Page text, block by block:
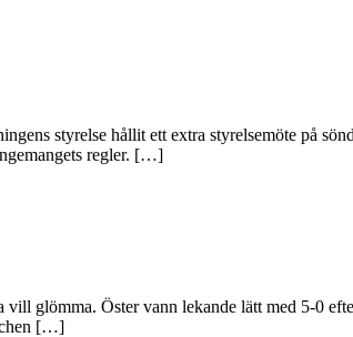
styrelse hållit ett extra styrelsemöte på
regler. […]
glömma. Öster vann lekande lätt med 5-0
[…]